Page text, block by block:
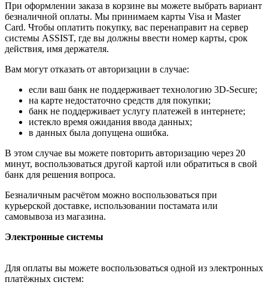
При оформлении заказа в корзине вы можете выбрать вариант
безналичной оплаты. Мы принимаем карты Visa и Master
Card. Чтобы оплатить покупку, вас перенаправит на сервер
системы ASSIST, где вы должны ввести номер карты, срок
действия, имя держателя.
Вам могут отказать от авторизации в случае:
если ваш банк не поддерживает технологию 3D-Secure;
на карте недостаточно средств для покупки;
банк не поддерживает услугу платежей в интернете;
истекло время ожидания ввода данных;
в данных была допущена ошибка.
В этом случае вы можете повторить авторизацию через 20
минут, воспользоваться другой картой или обратиться в свой
банк для решения вопроса.
Безналичным расчётом можно воспользоваться при
курьерской доставке, использовании постамата или
самовывоза из магазина.
Электронные системы
Для оплаты вы можете воспользоваться одной из электронных
платёжных систем: